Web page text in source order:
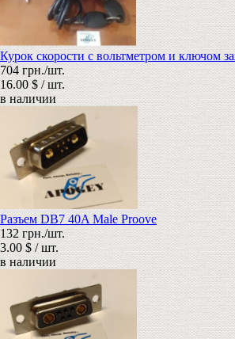
Курок скорости с вольтметром и ключом
704 грн./шт.
16.00 $ / шт.
в наличии
Разъем DB7 40A Male Proove
132 грн./шт.
3.00 $ / шт.
в наличии